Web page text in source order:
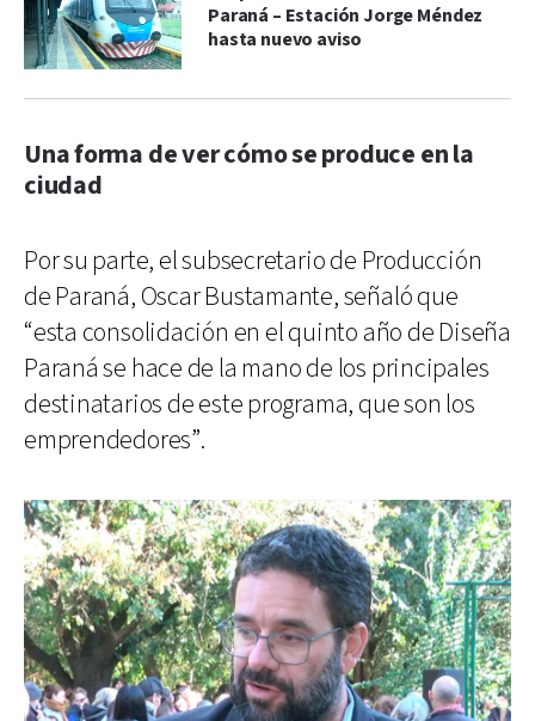
Paraná – Estación Jorge Méndez
hasta nuevo aviso
Una forma de ver cómo se produce en la
ciudad
Por su parte, el subsecretario de Producción
de Paraná, Oscar Bustamante, señaló que
“esta consolidación en el quinto año de Diseña
Paraná se hace de la mano de los principales
destinatarios de este programa, que son los
emprendedores”.